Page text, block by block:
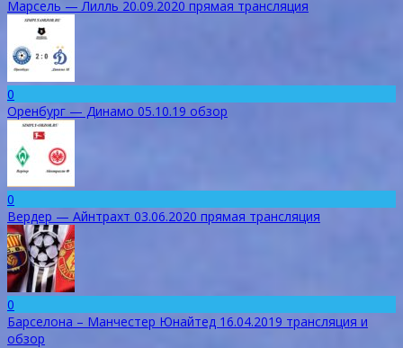
Марсель — Лилль 20.09.2020 прямая трансляция
0
Оренбург — Динамо 05.10.19 обзор
0
Вердер — Айнтрахт 03.06.2020 прямая трансляция
0
Барселона – Манчестер Юнайтед 16.04.2019 трансляция и
обзор